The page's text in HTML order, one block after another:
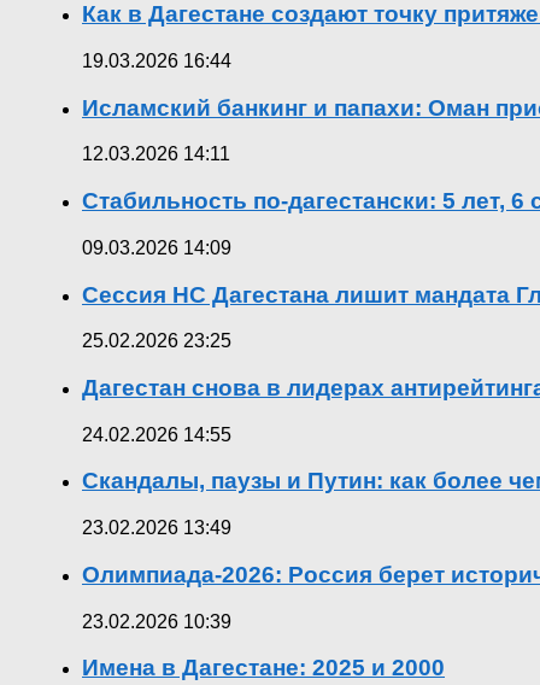
Как в Дагестане создают точку
19.03.2026 16:44
Исламский банкинг и папахи: Оман
12.03.2026 14:11
Стабильность по-дагестански: 5 лет,
09.03.2026 14:09
Сессия НС Дагестана лишит мандата
25.02.2026 23:25
Дагестан снова в лидерах
24.02.2026 14:55
Скандалы, паузы и Путин: как более
23.02.2026 13:49
Олимпиада-2026: Россия берет
23.02.2026 10:39
Имена в Дагестане: 2025 и 2000